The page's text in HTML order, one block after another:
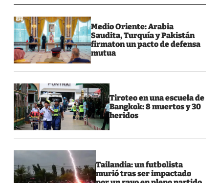
Medio Oriente: Arabia
Saudita, Turquía y Pakistán
firmaton un pacto de defensa
mutua
Tiroteo en una escuela de
Bangkok: 8 muertos y 30
heridos
Tailandia: un futbolista
murió tras ser impactado